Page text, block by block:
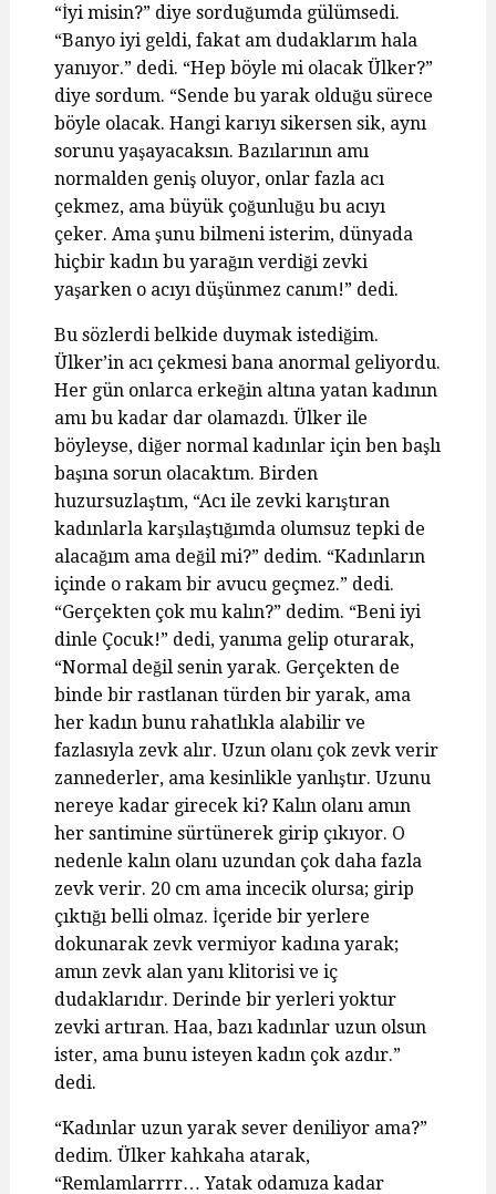
“İyi misin?” diye sorduğumda gülümsedi.
“Banyo iyi geldi, fakat am dudaklarım hala
yanıyor.” dedi. “Hep böyle mi olacak Ülker?”
diye sordum. “Sende bu yarak olduğu sürece
böyle olacak. Hangi karıyı sikersen sik, aynı
sorunu yaşayacaksın. Bazılarının amı
normalden geniş oluyor, onlar fazla acı
çekmez, ama büyük çoğunluğu bu acıyı
çeker. Ama şunu bilmeni isterim, dünyada
hiçbir kadın bu yarağın verdiği zevki
yaşarken o acıyı düşünmez canım!” dedi.
Bu sözlerdi belkide duymak istediğim.
Ülker’in acı çekmesi bana anormal geliyordu.
Her gün onlarca erkeğin altına yatan kadının
amı bu kadar dar olamazdı. Ülker ile
böyleyse, diğer normal kadınlar için ben başlı
başına sorun olacaktım. Birden
huzursuzlaştım, “Acı ile zevki karıştıran
kadınlarla karşılaştığımda olumsuz tepki de
alacağım ama değil mi?” dedim. “Kadınların
içinde o rakam bir avucu geçmez.” dedi.
“Gerçekten çok mu kalın?” dedim. “Beni iyi
dinle Çocuk!” dedi, yanıma gelip oturarak,
“Normal değil senin yarak. Gerçekten de
binde bir rastlanan türden bir yarak, ama
her kadın bunu rahatlıkla alabilir ve
fazlasıyla zevk alır. Uzun olanı çok zevk verir
zannederler, ama kesinlikle yanlıştır. Uzunu
nereye kadar girecek ki? Kalın olanı amın
her santimine sürtünerek girip çıkıyor. O
nedenle kalın olanı uzundan çok daha fazla
zevk verir. 20 cm ama incecik olursa; girip
çıktığı belli olmaz. İçeride bir yerlere
dokunarak zevk vermiyor kadına yarak;
amın zevk alan yanı klitorisi ve iç
dudaklarıdır. Derinde bir yerleri yoktur
zevki artıran. Haa, bazı kadınlar uzun olsun
ister, ama bunu isteyen kadın çok azdır.”
dedi.
“Kadınlar uzun yarak sever deniliyor ama?”
dedim. Ülker kahkaha atarak,
“Remlamlarrrr… Yatak odamıza kadar